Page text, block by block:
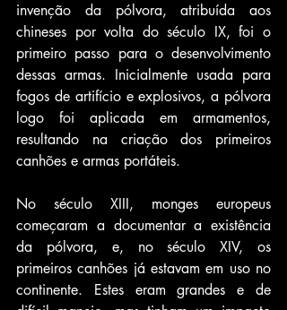
invenção da pólvora, atribuída aos
chineses por volta do século IX, foi o
primeiro passo para o desenvolvimento
dessas armas. Inicialmente usada para
fogos de artifício e explosivos, a pólvora
logo foi aplicada em armamentos,
resultando na criação dos primeiros
canhões e armas portáteis.
No século XIII, monges europeus
começaram a documentar a existência
da pólvora, e, no século XIV, os
primeiros canhões já estavam em uso no
continente. Estes eram grandes e de